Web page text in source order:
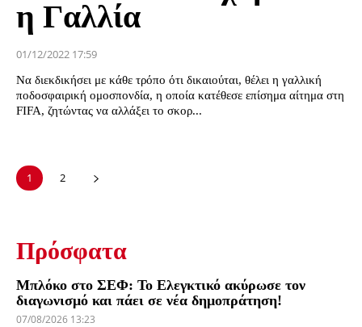
η Γαλλία
01/12/2022 17:59
Να διεκδικήσει με κάθε τρόπο ότι δικαιούται, θέλει η γαλλική
ποδοσφαιρική ομοσπονδία, η οποία κατέθεσε επίσημα αίτημα στη
FIFA, ζητώντας να αλλάξει το σκορ...
1 2
Πρόσφατα
Μπλόκο στο ΣΕΦ: Το Ελεγκτικό ακύρωσε τον
διαγωνισμό και πάει σε νέα δημοπράτηση!
07/08/2026 13:23